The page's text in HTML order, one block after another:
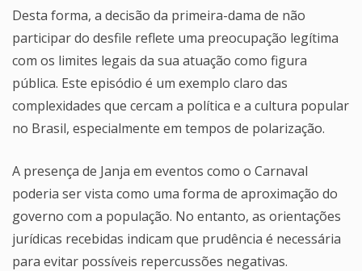
Desta forma, a decisão da primeira-dama de não
participar do desfile reflete uma preocupação legítima
com os limites legais da sua atuação como figura
pública. Este episódio é um exemplo claro das
complexidades que cercam a política e a cultura popular
no Brasil, especialmente em tempos de polarização.
A presença de Janja em eventos como o Carnaval
poderia ser vista como uma forma de aproximação do
governo com a população. No entanto, as orientações
jurídicas recebidas indicam que prudência é necessária
para evitar possíveis repercussões negativas.